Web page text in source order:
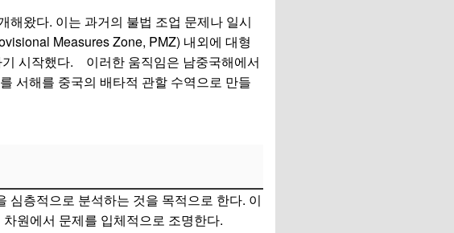
해왔다. 이는 과거의 불법 조업 문제나 일시
Measures Zone, PMZ) 내외에 대형
시작했다.
이러한 움직임은 남중국해에서
서해를 중국의 배타적 관할 수역으로 만들
심층적으로 분석하는 것을 목적으로 한다. 이
원에서 문제를 입체적으로 조명한다.